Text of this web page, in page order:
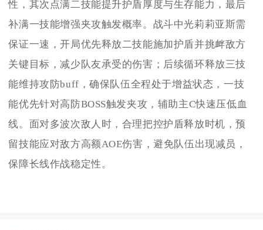
性，其次点满二技能提升护盾厚度与生存能力，最后
补满一技能增强夹攻触发概率。战斗中光莉莉亚斯需
保证一速，开局优先释放二技能施加护盾并挑衅敌方
关键目标，减少队友承受的伤害；后续循环释放三技
能维持攻防buff，确保队伍全程处于增益状态，一技
能优先针对高防BOSS触发夹攻，辅助主C快速压低血
线。面对多波次敌人时，合理把控护盾释放时机，预
留技能应对敌方高额AOE伤害，避免队伍出现减员，
保障长线作战稳定性。